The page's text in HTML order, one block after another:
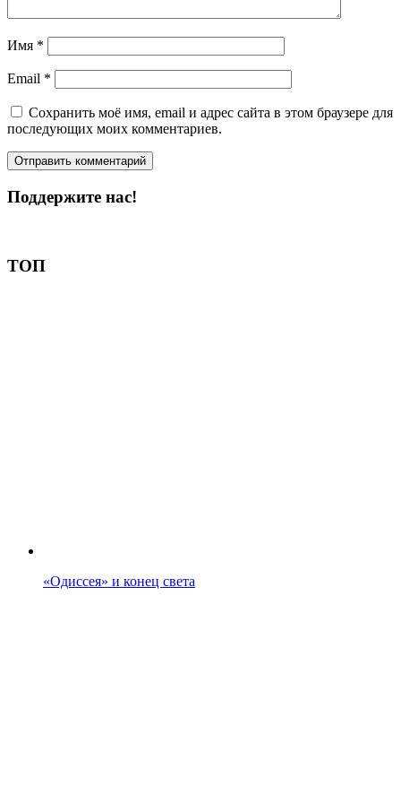
Имя *
Email *
Сохранить моё имя, email и адрес сайта в этом браузере для
последующих моих комментариев.
Поддержите нас!
ТОП
«Одиссея» и конец света